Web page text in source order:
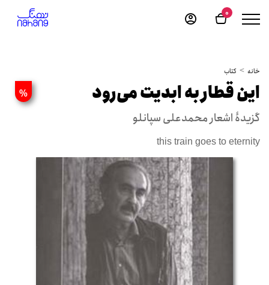
0
خانه کتاب
% این قطار به ابدیت می‌رود
گزیدۀ اشعار محمدعلی سپانلو
this train goes to eternity